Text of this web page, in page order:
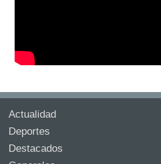
Actualidad
Deportes
Destacados